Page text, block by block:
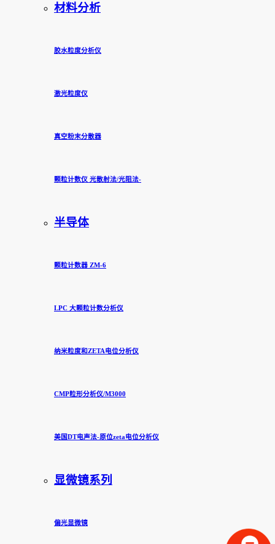
材料分析
胶水粒度分析仪
激光粒度仪
真空粉末分散器
颗粒计数仪 光散射法/光阻法-
半导体
颗粒计数器 ZM-6
LPC 大颗粒计数分析仪
纳米粒度和ZETA电位分析仪
CMP粒形分析仪/M3000
美国DT电声法-原位zeta电位分析仪
显微镜系列
偏光显微镜